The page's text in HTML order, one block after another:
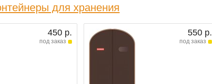
для хранения
450 р.
под заказ
550 р.
под заказ